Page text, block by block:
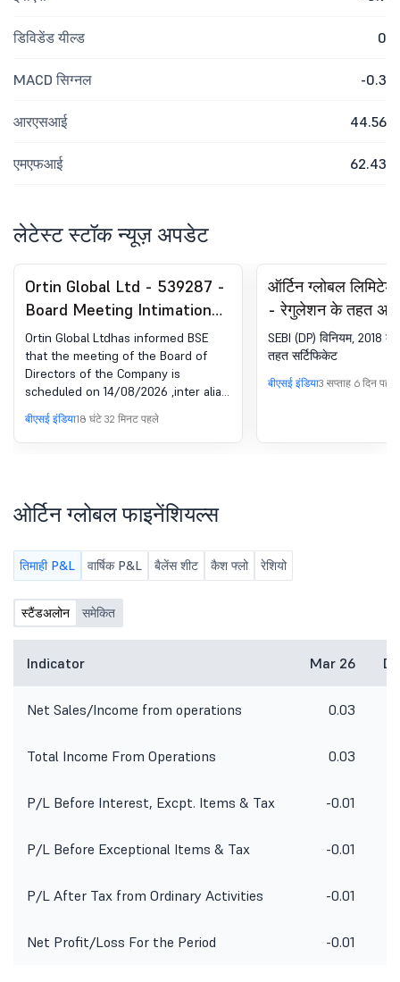
डिविडेंड यील्ड 0
MACD सिग्नल -0.3
आरएसआई 44.56
एमएफआई 62.43
लेटेस्ट स्टॉक न्यूज़ अपडेट
Ortin Global Ltd - 539287 -
Board Meeting Intimation
for Meeting To Be Held On
14.08.2026
Ortin Global Ltdhas informed BSE
that the meeting of the Board of
Directors of the Company is
scheduled on 14/08/2026 ,inter alia,
to consider and approve 1.
Unaudited Financial Results of the
company along with Limited Review
with the permission of the Chair.
बीएसई इंडिया18 घंटे 32 मिनट पहले
ऑर्टिन ग्लोबल
- रेगुलेशन के तहत
सर्टिफिकेट. SEBI
2018 का 74(5)
SEBI (DP) विनियम, 2018
तहत सर्टिफिकेट
बीएसई इंडिया3 सप्ताह 6 दिन पहले
ओर्टिन ग्लोबल फाइनेंशियल्स
तिमाही P&L वार्षिक P&L बैलेंस शीट कैश फ्लो रेशियो
स्टैंडअलोन समेकित
Indicator Mar 26
Net Sales/Income from operations 0.03
Total Income From Operations 0.03
P/L Before Interest, Excpt. Items & Tax -0.01
P/L Before Exceptional Items & Tax -0.01
P/L After Tax from Ordinary Activities -0.01
Net Profit/Loss For the Period -0.01